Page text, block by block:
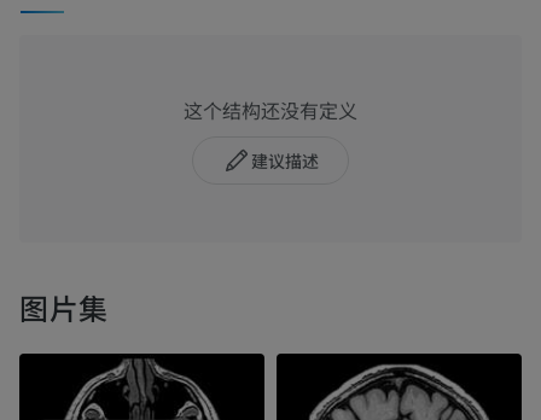
这个结构还没有定义
建议描述
图片集